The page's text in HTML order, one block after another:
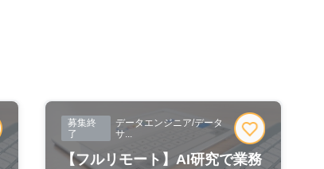
募集終
了
データエンジニア/データ
サ...
【フルリモート】AI研究で業務